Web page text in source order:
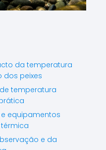
da temperatura
peixes
temperatura
equipamentos
e da